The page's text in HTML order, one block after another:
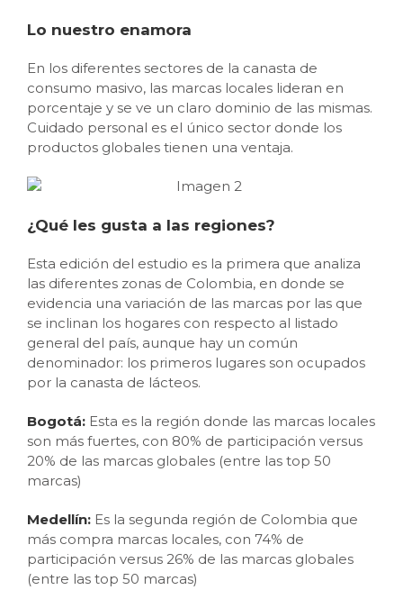
Lo nuestro enamora
En los diferentes sectores de la canasta de
consumo masivo, las marcas locales lideran en
porcentaje y se ve un claro dominio de las mismas.
Cuidado personal es el único sector donde los
productos globales tienen una ventaja.
¿Qué les gusta a las regiones?
Esta edición del estudio es la primera que analiza
las diferentes zonas de Colombia, en donde se
evidencia una variación de las marcas por las que
se inclinan los hogares con respecto al listado
general del país, aunque hay un común
denominador: los primeros lugares son ocupados
por la canasta de lácteos.
Bogotá: Esta es la región donde las marcas locales
son más fuertes, con 80% de participación versus
20% de las marcas globales (entre las top 50
marcas)
Medellín: Es la segunda región de Colombia que
más compra marcas locales, con 74% de
participación versus 26% de las marcas globales
(entre las top 50 marcas)